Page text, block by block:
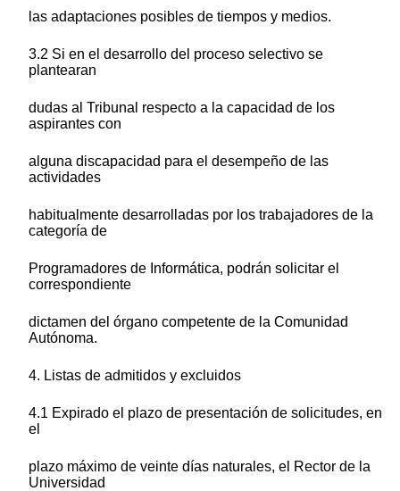
las adaptaciones posibles de tiempos y medios.
3.2 Si en el desarrollo del proceso selectivo se
plantearan
dudas al Tribunal respecto a la capacidad de los
aspirantes con
alguna discapacidad para el desempeño de las
actividades
habitualmente desarrolladas por los trabajadores de la
categoría de
Programadores de Informática, podrán solicitar el
correspondiente
dictamen del órgano competente de la Comunidad
Autónoma.
4. Listas de admitidos y excluidos
4.1 Expirado el plazo de presentación de solicitudes, en
el
plazo máximo de veinte días naturales, el Rector de la
Universidad